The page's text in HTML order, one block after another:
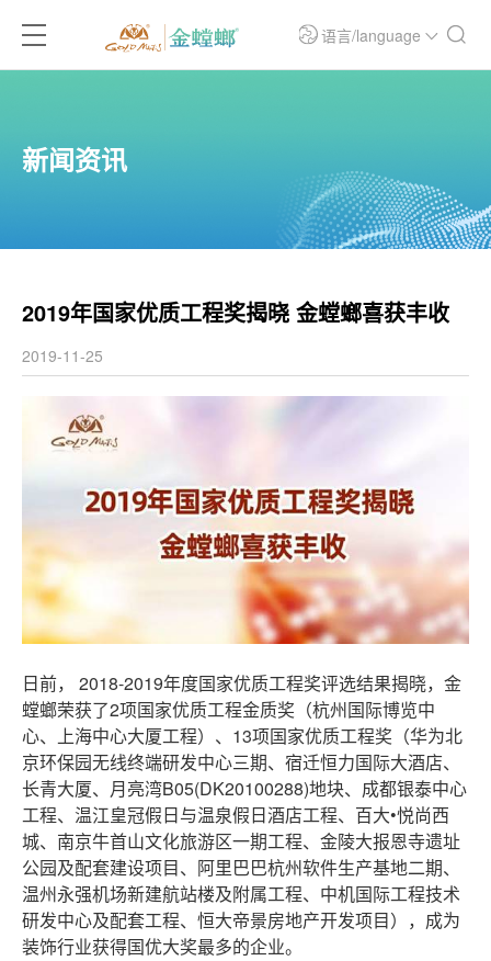
语言/language
新闻资讯
2019年国家优质工程奖揭晓 金螳螂喜获丰收
2019-11-25
​日前， 2018-2019年度国家优质工程奖评选结果揭晓，金
螳螂荣获了2项国家优质工程金质奖（杭州国际博览中
心、上海中心大厦工程）、13项国家优质工程奖（华为北
京环保园无线终端研发中心三期、宿迁恒力国际大酒店、
长青大厦、月亮湾B05(DK20100288)地块、成都银泰中心
工程、温江皇冠假日与温泉假日酒店工程、百大•悦尚西
城、南京牛首山文化旅游区一期工程、金陵大报恩寺遗址
公园及配套建设项目、阿里巴巴杭州软件生产基地二期、
温州永强机场新建航站楼及附属工程、中机国际工程技术
研发中心及配套工程、恒大帝景房地产开发项目），成为
装饰行业获得国优大奖最多的企业。